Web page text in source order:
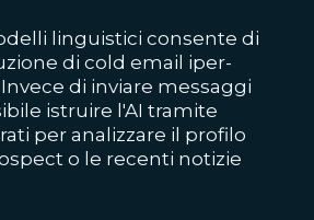
linguistici consente di
di cold email iper-
di inviare messaggi
istruire l'AI tramite
per analizzare il profilo
o le recenti notizie